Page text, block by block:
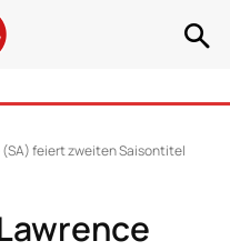
(SA) feiert zweiten Saisontitel